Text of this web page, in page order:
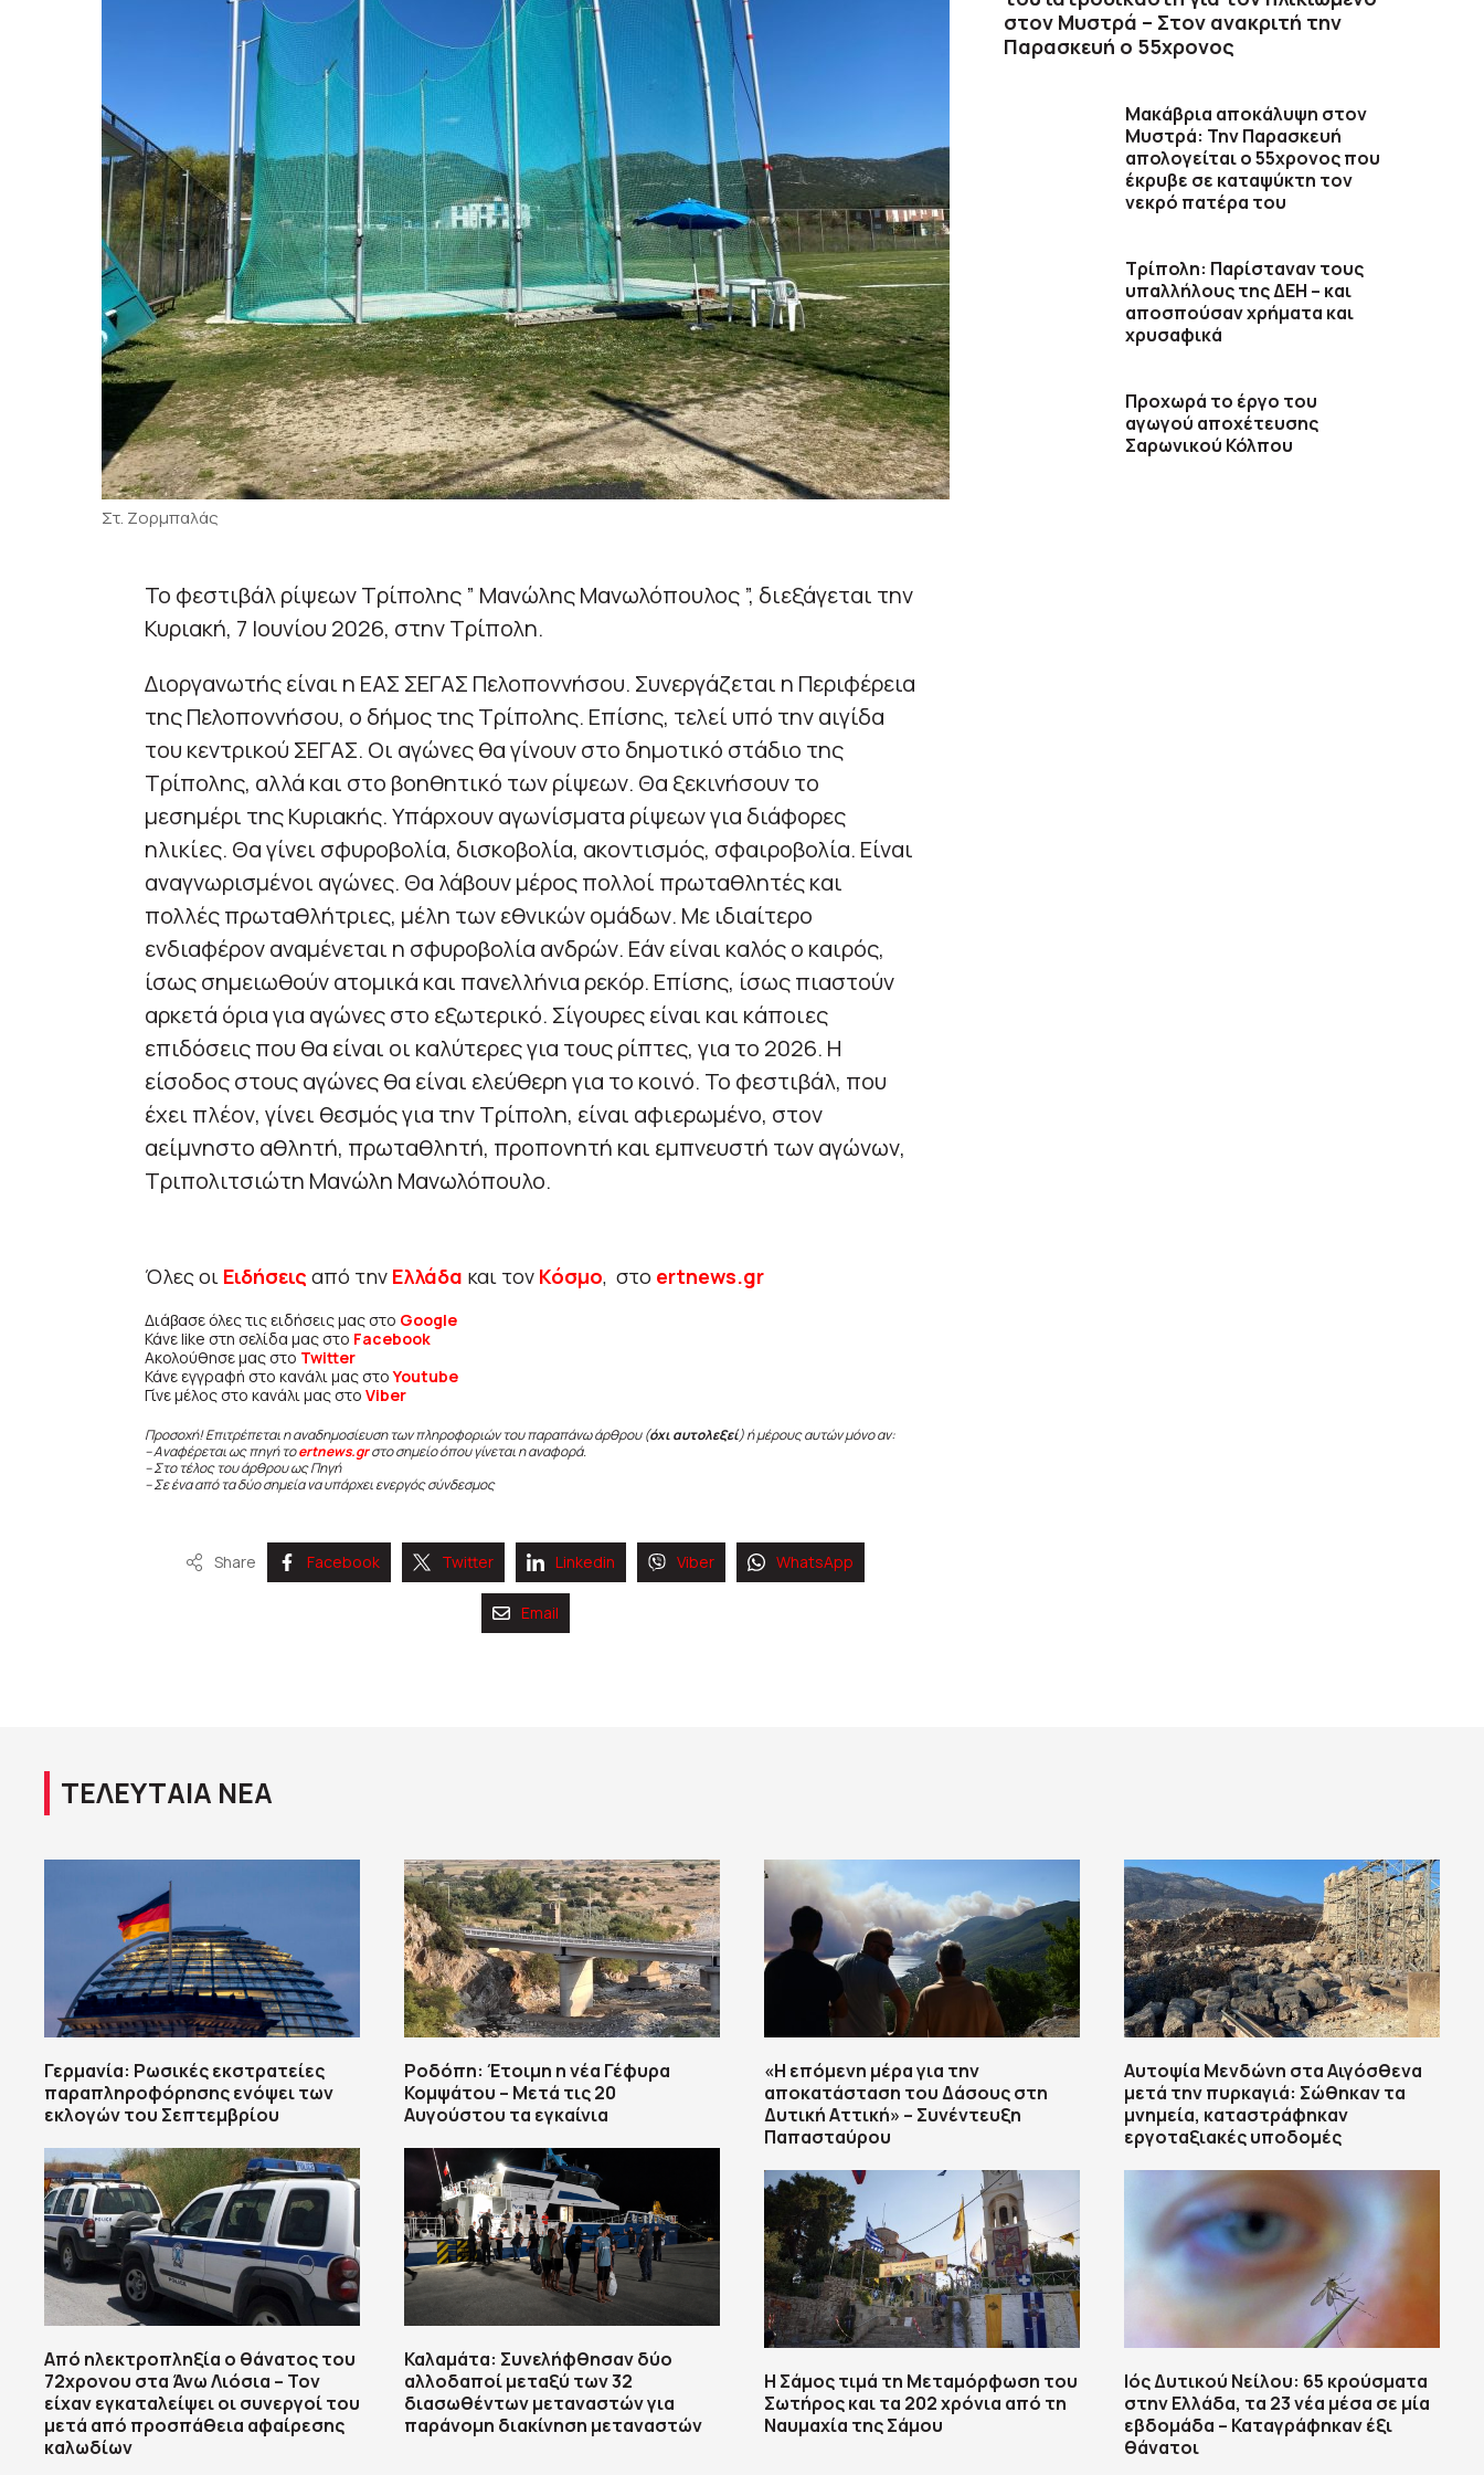
Στ. Ζορμπαλάς
Το φεστιβάλ ρίψεων Τρίπολης ” Μανώλης Μανωλόπουλος ”, διεξάγεται την
Κυριακή, 7 Ιουνίου 2026, στην Τρίπολη.
Διοργανωτής είναι η ΕΑΣ ΣΕΓΑΣ Πελοποννήσου. Συνεργάζεται η Περιφέρεια
της Πελοποννήσου, ο δήμος της Τρίπολης. Επίσης, τελεί υπό την αιγίδα
του κεντρικού ΣΕΓΑΣ. Οι αγώνες θα γίνουν στο δημοτικό στάδιο της
Τρίπολης, αλλά και στο βοηθητικό των ρίψεων. Θα ξεκινήσουν το
μεσημέρι της Κυριακής. Υπάρχουν αγωνίσματα ρίψεων για διάφορες
ηλικίες. Θα γίνει σφυροβολία, δισκοβολία, ακοντισμός, σφαιροβολία. Είναι
αναγνωρισμένοι αγώνες. Θα λάβουν μέρος πολλοί πρωταθλητές και
πολλές πρωταθλήτριες, μέλη των εθνικών ομάδων. Με ιδιαίτερο
ενδιαφέρον αναμένεται η σφυροβολία ανδρών. Εάν είναι καλός ο καιρός,
ίσως σημειωθούν ατομικά και πανελλήνια ρεκόρ. Επίσης, ίσως πιαστούν
αρκετά όρια για αγώνες στο εξωτερικό. Σίγουρες είναι και κάποιες
επιδόσεις που θα είναι οι καλύτερες για τους ρίπτες, για το 2026. Η
είσοδος στους αγώνες θα είναι ελεύθερη για το κοινό. Το φεστιβάλ, που
έχει πλέον, γίνει θεσμός για την Τρίπολη, είναι αφιερωμένο, στον
αείμνηστο αθλητή, πρωταθλητή, προπονητή και εμπνευστή των αγώνων,
Τριπολιτσιώτη Μανώλη Μανωλόπουλο.
Όλες οι Ειδήσεις από την Ελλάδα και τον Κόσμο, στο ertnews.gr
Διάβασε όλες τις ειδήσεις μας στο Google
Κάνε like στη σελίδα μας στο Facebook
Ακολούθησε μας στο Twitter
Κάνε εγγραφή στο κανάλι μας στοYoutube
Γίνε μέλος στο κανάλι μας στο Viber
Προσοχή! Επιτρέπεται η αναδημοσίευση των πληροφοριών του παραπάνω άρθρου (όχι αυτολεξεί) ή μέρους αυτών μόνο αν:
– Αναφέρεται ως πηγή τοertnews.gr στο σημείο όπου γίνεται η αναφορά.
– Στο τέλος του άρθρου ως Πηγή
– Σε ένα από τα δύο σημεία να υπάρχει ενεργός σύνδεσμος
Share Facebook Twitter Linkedin Viber WhatsApp
Email
στον Μυστρά – Στον ανακριτή την
Παρασκευή ο 55χρονος
Μακάβρια αποκάλυψη στον
Μυστρά: Την Παρασκευή
απολογείται ο 55χρονος που
έκρυβε σε καταψύκτη τον
νεκρό πατέρα του
Τρίπολη: Παρίσταναν τους
υπαλλήλους της ΔΕΗ – και
αποσπούσαν χρήματα και
χρυσαφικά
Προχωρά το έργο του
αγωγού αποχέτευσης
Σαρωνικού Κόλπου
ΤΕΛΕΥΤΑΙΑ ΝΕΑ
Γερμανία: Ρωσικές εκστρατείες
παραπληροφόρησης ενόψει των
εκλογών του Σεπτεμβρίου
Από ηλεκτροπληξία ο θάνατος του
72χρονου στα Άνω Λιόσια – Τον
είχαν εγκαταλείψει οι συνεργοί του
μετά από προσπάθεια αφαίρεσης
καλωδίων
Ροδόπη: Έτοιμη η νέα Γέφυρα
Κομψάτου – Μετά τις 20
Αυγούστου τα εγκαίνια
Καλαμάτα: Συνελήφθησαν δύο
αλλοδαποί μεταξύ των 32
διασωθέντων μεταναστών για
παράνομη διακίνηση μεταναστών
«Η επόμενη μέρα για την
αποκατάσταση του Δάσους στη
Δυτική Αττική» – Συνέντευξη
Παπασταύρου
Η Σάμος τιμά τη Μεταμόρφωση του
Σωτήρος και τα 202 χρόνια από τη
Ναυμαχία της Σάμου
Αυτοψία Μενδώνη στα Αιγόσθενα
μετά την πυρκαγιά: Σώθηκαν τα
μνημεία, καταστράφηκαν
εργοταξιακές υποδομές
Ιός Δυτικού Νείλου: 65 κρούσματα
στην Ελλάδα, τα 23 νέα μέσα σε μία
εβδομάδα – Καταγράφηκαν έξι
θάνατοι